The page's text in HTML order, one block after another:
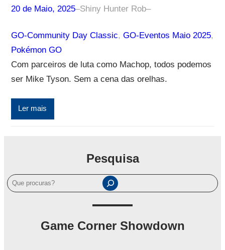
20 de Maio, 2025–Shiny Hunter Rob–
GO-Community Day Classic, GO-Eventos Maio 2025
Pokémon GO
Com parceiros de luta como Machop, todos podemos
ser Mike Tyson. Sem a cena das orelhas.
Ler mais
Pesquisa
P
e
Game Corner Showdown